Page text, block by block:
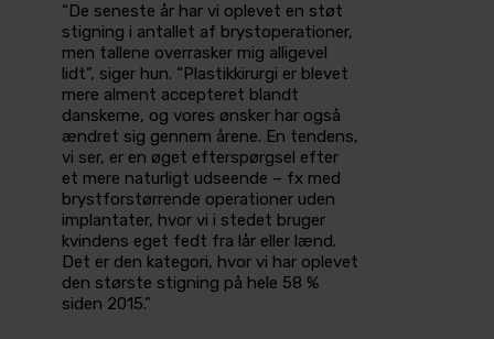
“De seneste år har vi oplevet en støt
stigning i antallet af brystoperationer,
men tallene overrasker mig alligevel
lidt”, siger hun. “Plastikkirurgi er blevet
mere alment accepteret blandt
danskerne, og vores ønsker har også
ændret sig gennem årene. En tendens,
vi ser, er en øget efterspørgsel efter
et mere naturligt udseende – fx med
brystforstørrende operationer uden
implantater, hvor vi i stedet bruger
kvindens eget fedt fra lår eller lænd.
Det er den kategori, hvor vi har oplevet
den største stigning på hele 58 %
siden 2015.”